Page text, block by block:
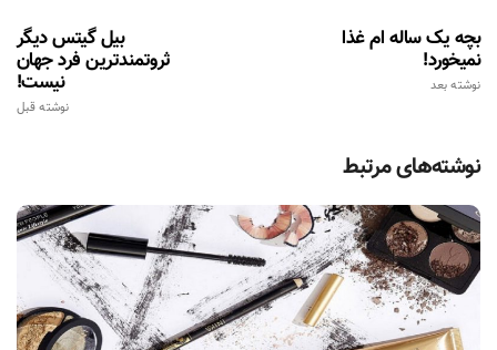
بیل گیتس دیگر
ثروتمندترین فرد جهان
نیست!
نوشته قبل
بچه یک ساله ام غذا
نمیخورد!
نوشته بعد
نوشته‌های مرتبط